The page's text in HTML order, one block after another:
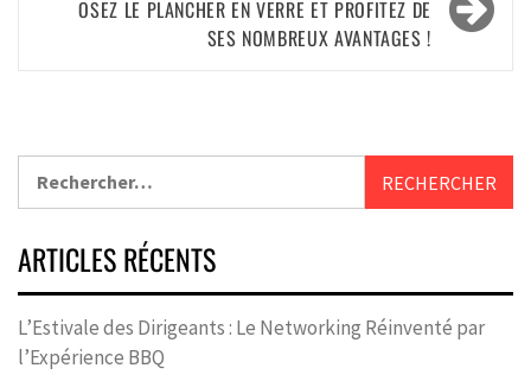
OSEZ LE PLANCHER EN VERRE ET PROFITEZ DE
SES NOMBREUX AVANTAGES !
ARTICLES RÉCENTS
L’Estivale des Dirigeants : Le Networking Réinventé par
l’Expérience BBQ